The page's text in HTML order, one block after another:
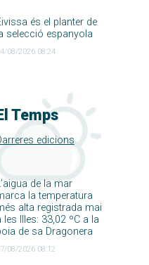
és el planter de
selecció espanyola
08/2026 08:24
Temps
edicions
de la mar
la temperatura
alta registrada mai
les Illes: 33,02 ºC a la
de sa Dragonera
08/2026 08:12